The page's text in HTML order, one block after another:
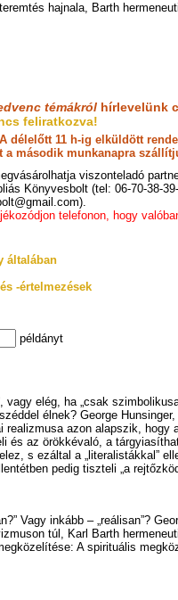
hajnala, Barth
témákról hírlevelünk
feliratkozva!
délelőtt 11 h-ig elküldött
a második munkanapra
viszonteladó
Könyvesbolt (tel: 06-70-38-
telefonon, hogy
általában
-értelmezések
példányt
elég, ha „csak
élnek? George
azon alapszik, hogy
és az örökkévaló, a
s ezáltal a „literalistákkal”
pedig tiszteli „a
Vagy inkább – „reálisan”?
túl, Karl Barth
A spirituális